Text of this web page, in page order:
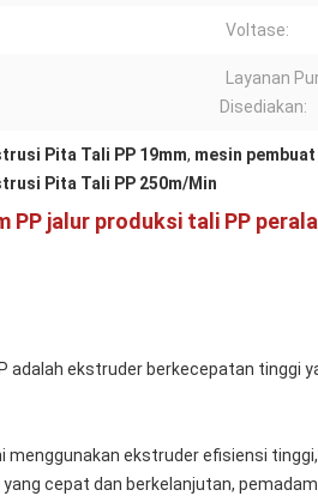
Voltase:
Layanan
Disediakan:
Pita Tali PP 19mm, mesin
Pita Tali PP 250m/Min
PP jalur produksi tali PP
adalah ekstruder berkecepatan tinggi
menggunakan ekstruder efisiensi
cepat dan berkelanjutan,